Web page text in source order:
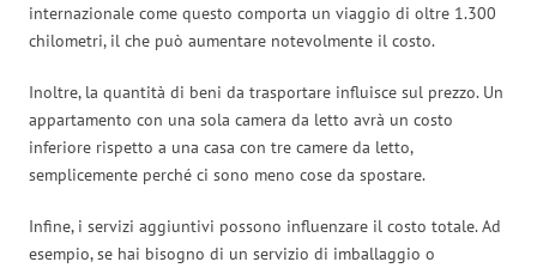
internazionale come questo comporta un viaggio di oltre 1.300
chilometri, il che può aumentare notevolmente il costo.
Inoltre, la quantità di beni da trasportare influisce sul prezzo. Un
appartamento con una sola camera da letto avrà un costo
inferiore rispetto a una casa con tre camere da letto,
semplicemente perché ci sono meno cose da spostare.
Infine, i servizi aggiuntivi possono influenzare il costo totale. Ad
esempio, se hai bisogno di un servizio di imballaggio o